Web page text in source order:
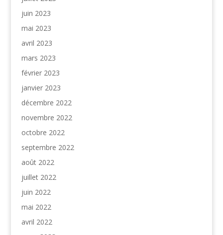
juin 2023
mai 2023
avril 2023
mars 2023
février 2023
janvier 2023
décembre 2022
novembre 2022
octobre 2022
septembre 2022
août 2022
juillet 2022
juin 2022
mai 2022
avril 2022